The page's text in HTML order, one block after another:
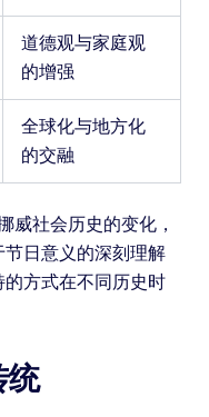
道德观与家庭观
的增强
全球化与地方化
的交融
威社会历史的变化，
日意义的深刻理解
方式在不同历史时
统